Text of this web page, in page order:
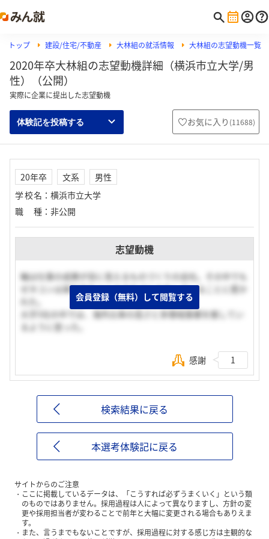
トップ 建設/住宅/不動産 大林組の就活情報 大林組の志望動機一覧
2020年卒大林組の志望動機詳細（横浜市立大学/男
性）（公開）
実際に企業に提出した志望動機
体験記を投稿する お気に入り (11688)
20年卒 文系
男性
学校名 ： 横浜市立大学
職種 ： 非公開
志望動機
軸は仕事の成果が目に見えるものづくりの会社。その中でも
ゼネコンは実社会をつくるまちづくりをしていることに惹か
れた。
大手5社の中では、海外比率の高さと多領域事業を推してい
るように思った。
会員登録（無料）して閲覧する
感謝 1
検索結果に戻る
本選考体験記に戻る
サイトからのご注意
ここに掲載しているデータは、「こうすれば必ずうまくいく」という類
のものではありません。採用過程は人によって異なりますし、方針の変
更や採用担当者が変わることで前年と大幅に変更される場合もありえま
す。
また、言うまでもないことですが、採用過程に対する感じ方は主観的な